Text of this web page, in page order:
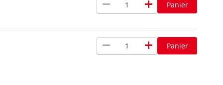
remove add Panier
remove add Panier